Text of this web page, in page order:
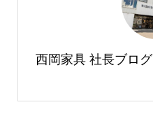
西岡家具 社長ブログ